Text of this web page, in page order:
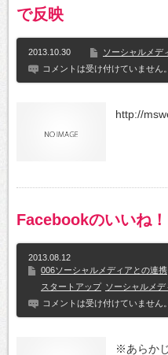
で反映
2013.10.30 ソーシャルメデ
コメントは受け付けていません。
http://
Facebookのいいね
2013.08.12
006ソーシャルメディアとの連携
スタートアップ ソーシャルメデ
コメントは受け付けていません。
※あらか